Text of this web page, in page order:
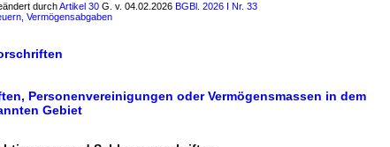
durchArtikel 30 G. v. 04.02.2026 BGBl. 2026 I Nr. 33
Vermögensabgaben
Personenvereinigungen oder Vermögensmassen in dem
Gebiet